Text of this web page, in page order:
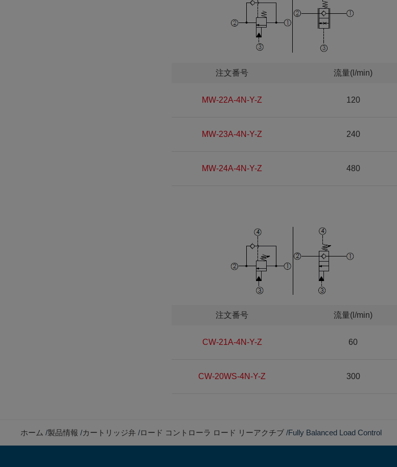
注文番号 流量(l/min)
MW-22A-4N-Y-Z 120
MW-23A-4N-Y-Z 240
MW-24A-4N-Y-Z 480
注文番号 流量(l/min)
CW-21A-4N-Y-Z 60
CW-20WS-4N-Y-Z 300
ホーム 製品情報 カートリッジ弁 ロード コントローラ ロード リーアクチブ Fully Balanced Load Control